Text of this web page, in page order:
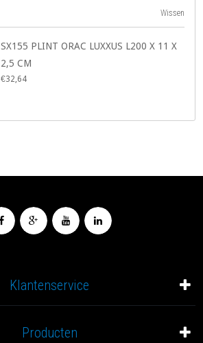
Wissen
SX155 PLINT ORAC LUXXUS L200 X 11 X
2,5 CM
€32,64
Klantenservice
Producten